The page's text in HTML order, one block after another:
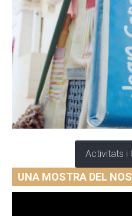
Activitats i
UNA MOSTRA DEL